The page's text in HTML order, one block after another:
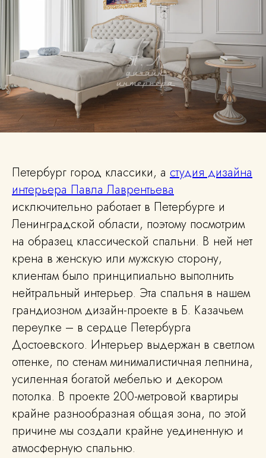
Петербург город классики, а студия дизайна
интерьера Павла Лаврентьева
исключительно работает в Петербурге и
Ленинградской области, поэтому посмотрим
на образец классической спальни. В ней нет
крена в женскую или мужскую сторону,
клиентам было принципиально выполнить
нейтральный интерьер. Эта спальня в нашем
грандиозном дизайн-проекте в Б. Казачьем
переулке – в сердце Петербурга
Достоевского. Интерьер выдержан в светлом
оттенке, по стенам минималистичная лепнина,
усиленная богатой мебелью и декором
потолка. В проекте 200-метровой квартиры
крайне разнообразная общая зона, по этой
причине мы создали крайне уединенную и
атмосферную спальню.